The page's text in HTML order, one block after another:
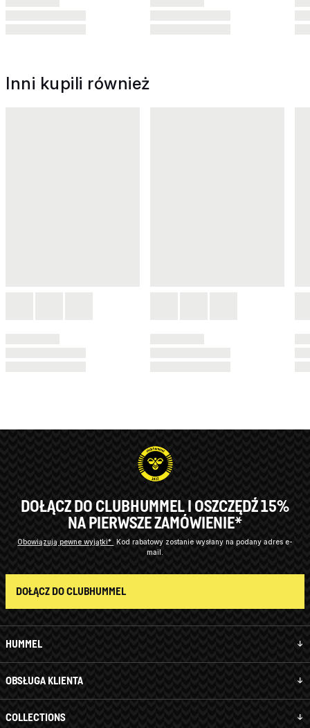
Inni kupili również
HUMMEL
OBSŁUGA KLIENTA
COLLECTIONS
DOŁĄCZ DO CLUBHUMMEL I OSZCZĘDŹ 15%
NA PIERWSZE ZAMÓWIENIE*
Obowiązują pewne wyjątki* Kod rabatowy zostanie wysłany na podany adres e-
mail.
DOŁĄCZ DO CLUBHUMMEL